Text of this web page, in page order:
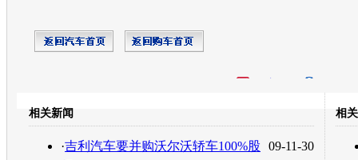
转发至：
相关新闻
09-11-30
·吉利汽车要并购沃尔沃轿车100%股
相